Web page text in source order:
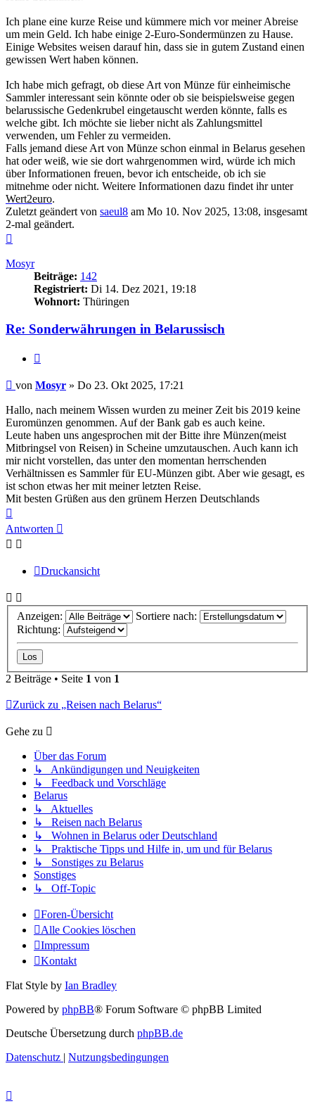
Ich plane eine kurze Reise und kümmere mich vor meiner Abreise
um mein Geld. Ich habe einige 2-Euro-Sondermünzen zu Hause.
Einige Websites weisen darauf hin, dass sie in gutem Zustand einen
gewissen Wert haben können.
Ich habe mich gefragt, ob diese Art von Münze für einheimische
Sammler interessant sein könnte oder ob sie beispielsweise gegen
belarussische Gedenkrubel eingetauscht werden könnte, falls es
welche gibt. Ich möchte sie lieber nicht als Zahlungsmittel
verwenden, um Fehler zu vermeiden.
Falls jemand diese Art von Münze schon einmal in Belarus gesehen
hat oder weiß, wie sie dort wahrgenommen wird, würde ich mich
über Informationen freuen, bevor ich entscheide, ob ich sie
mitnehme oder nicht. Weitere Informationen dazu findet ihr unter
Wert2euro.
Zuletzt geändert von saeul8 am Mo 10. Nov 2025, 13:08, insgesamt
2-mal geändert.
Mosyr
Beiträge: 142
Registriert: Di 14. Dez 2021, 19:18
Wohnort: Thüringen
Re: Sonderwährungen in Belarussisch
Beitrag
von Mosyr » Do 23. Okt 2025, 17:21
Hallo, nach meinem Wissen wurden zu meiner Zeit bis 2019 keine
Euromünzen genommen. Auf der Bank gab es auch keine.
Leute haben uns angesprochen mit der Bitte ihre Münzen(meist
Mitbringsel von Reisen) in Scheine umzutauschen. Auch kann ich
mir nicht vorstellen, das unter den momentan herrschenden
Verhältnissen es Sammler für EU-Münzen gibt. Aber wie gesagt, es
ist schon etwas her mit meiner letzten Reise.
Mit besten Grüßen aus den grünem Herzen Deutschlands
oben
Antworten
Druckansicht
Anzeigen:
Sortiere nach:
Richtung:
2 Beiträge • Seite 1 von 1
Zurück zu „Reisen nach Belarus“
Gehe zu
Über das Forum
↳ Ankündigungen und Neuigkeiten
↳ Feedback und Vorschläge
Belarus
↳ Aktuelles
↳ Reisen nach Belarus
↳ Wohnen in Belarus oder Deutschland
↳ Praktische Tipps und Hilfe in, um und für Belarus
↳ Sonstiges zu Belarus
Sonstiges
↳ Off-Topic
Foren-Übersicht
Alle Cookies löschen
Impressum
Kontakt
Flat Style by Ian Bradley
Powered by phpBB® Forum Software © phpBB Limited
Deutsche Übersetzung durch phpBB.de
Datenschutz | Nutzungsbedingungen